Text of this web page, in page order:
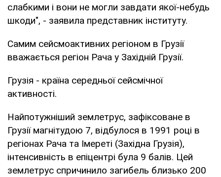
слабкими і вони не могли завдати якої-небудь
шкоди", - заявила представник інституту.
Самим сейсмоактивних регіоном в Грузії
вважається регіон Рача у Західній Грузії.
Грузія - країна середньої сейсмічної
активності.
Найпотужніший землетрус, зафіксоване в
Грузії магнітудою 7, відбулося в 1991 році в
регіонах Рача та Імереті (Західна Грузія),
інтенсивність в епіцентрі була 9 балів. Цей
землетрус спричинило загибель близько 200